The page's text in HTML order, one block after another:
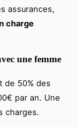
assurances,
charge
une femme
de 50% des
par an. Une
charges.